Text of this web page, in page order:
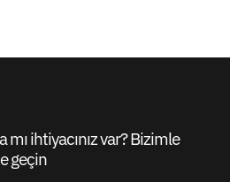
mı ihtiyacınız var? Bizimle
geçin